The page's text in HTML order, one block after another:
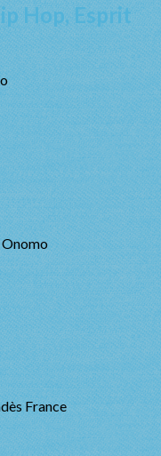
Hop, Esprit
France